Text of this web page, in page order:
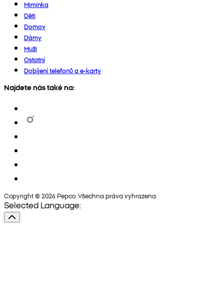
Miminka
Děti
Domov
Dámy
Muži
Ostatní
Dobíjení telefonů a e-karty
Najdete nás také na:
Copyright © 2026 Pepco. Všechna práva vyhrazena.
Selected Language: